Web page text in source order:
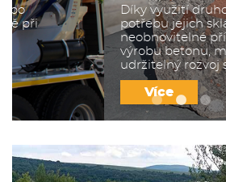
Díky využití druhotných surovin
potřebu jejich skládkování a
neobnovitelné přírodní zdroje
výrobu betonu, myslíme na
udržitelný rozvoj stavebního